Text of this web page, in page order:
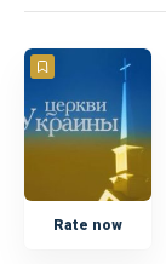
Rate now